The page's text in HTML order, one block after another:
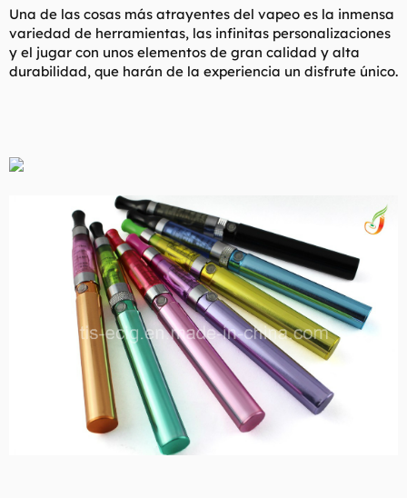
Una de las cosas más atrayentes del vapeo es la inmensa
variedad de herramientas, las infinitas personalizaciones
y el jugar con unos elementos de gran calidad y alta
durabilidad, que harán de la experiencia un disfrute único.